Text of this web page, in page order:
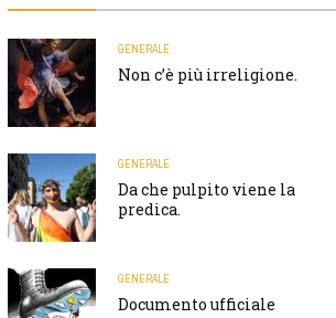
GENERALE
Non c’è più irreligione.
GENERALE
Da che pulpito viene la
predica.
GENERALE
Documento ufficiale
natura è un’ arcigna megera e non
nulla
DE MARI
PRIVACY E COOKIES